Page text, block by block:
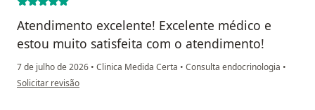
Atendimento excelente! Excelente médico e
estou muito satisfeita com o atendimento!
7 de julho de 2026 • Clinica Medida Certa • Consulta endocrinologia •
na opinião do utilizador Lizete Xavier de Pina
Solicitar revisão